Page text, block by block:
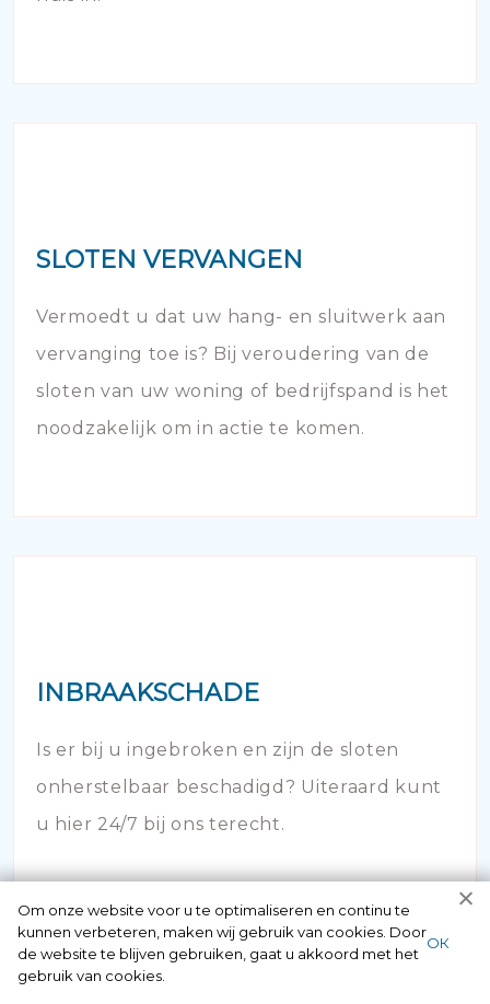
SLOTEN VERVANGEN
Vermoedt u dat uw hang- en sluitwerk aan
vervanging toe is? Bij veroudering van de
sloten van uw woning of bedrijfspand is het
noodzakelijk om in actie te komen.
INBRAAKSCHADE
Is er bij u ingebroken en zijn de sloten
onherstelbaar beschadigd? Uiteraard kunt
u hier 24/7 bij ons terecht.
Om onze website voor u te optimaliseren en continu te
kunnen verbeteren, maken wij gebruik van cookies. Door
de website te blijven gebruiken, gaat u akkoord met het
gebruik van cookies.
ОК